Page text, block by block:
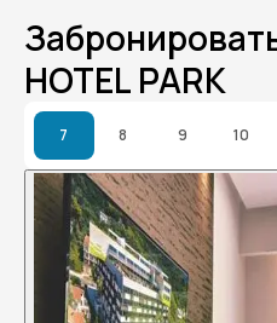
HOTEL PARK
7 8 9 10